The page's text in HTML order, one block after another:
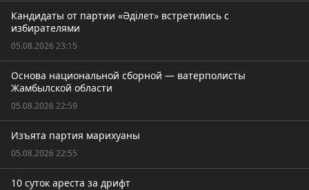
Кандидаты от партии «Әділет» встретились с
избирателями
05.08.2026 23:15
Основа национальной сборной — ватерполисты
Жамбылской области
05.08.2026 22:59
Изъята партия марихуаны
05.08.2026 22:55
10 суток ареста за дрифт